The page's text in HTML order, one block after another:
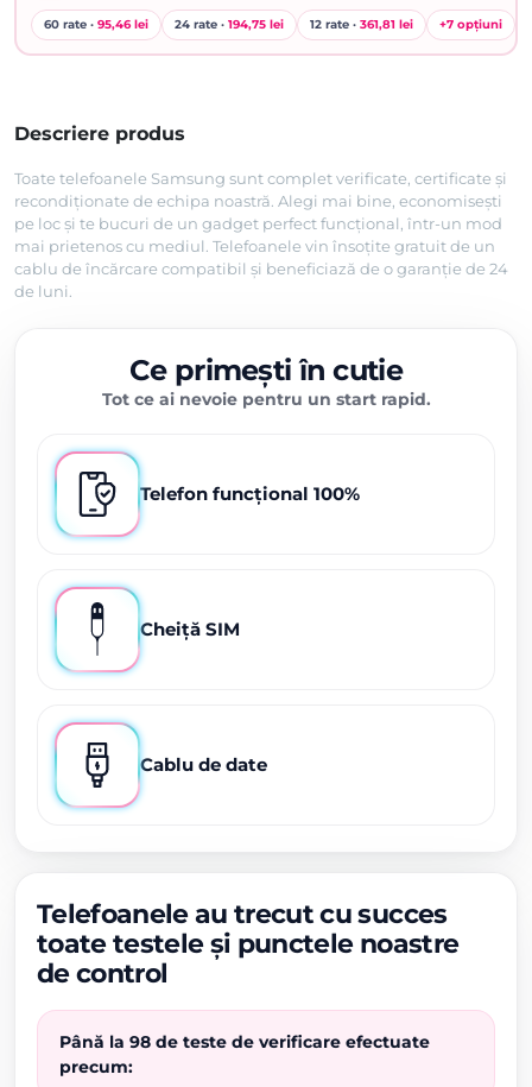
60 rate · 95,46 lei 24 rate · 194,75 lei 12 rate · 361,81 lei +7opțiuni
Descriere produs
Toate telefoanele Samsung sunt complet verificate, certificate și
recondiționate de echipa noastră. Alegi mai bine, economisești
pe loc și te bucuri de un gadget perfect funcțional, într-un mod
mai prietenos cu mediul. Telefoanele vin însoțite gratuit de un
cablu de încărcare compatibil și beneficiază de o garanție de 24
de luni.
Ce primești în cutie
Tot ce ai nevoie pentru un start rapid.
Telefon funcțional 100%
Cheiță SIM
Cablu de date
Telefoanele au trecut cu succes
toate testele și punctele noastre
de control
Până la 98 de teste de verificare efectuate
precum: